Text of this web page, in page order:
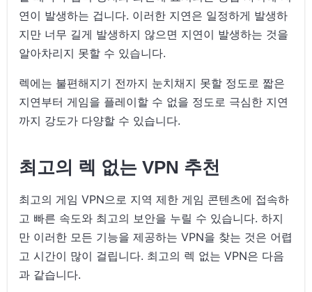
연이 발생하는 겁니다. 이러한 지연은 일정하게 발생하
지만 너무 길게 발생하지 않으면 지연이 발생하는 것을
알아차리지 못할 수 있습니다.
렉에는 불편해지기 전까지 눈치채지 못할 정도로 짧은
지연부터 게임을 플레이할 수 없을 정도로 극심한 지연
까지 강도가 다양할 수 있습니다.
최고의 렉 없는 VPN 추천
최고의 게임 VPN으로 지역 제한 게임 콘텐츠에 접속하
고 빠른 속도와 최고의 보안을 누릴 수 있습니다. 하지
만 이러한 모든 기능을 제공하는 VPN을 찾는 것은 어렵
고 시간이 많이 걸립니다. 최고의 렉 없는 VPN은 다음
과 같습니다.